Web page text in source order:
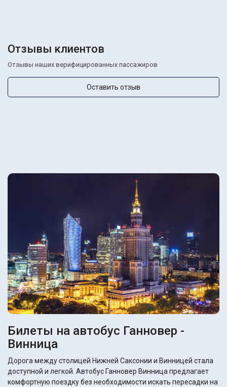
Отзывы клиентов
Отзывы наших верифицированных пассажиров
Оставить отзыв
Билеты на автобус Ганновер -
Винница
Дорога между столицей Нижней Саксонии и Винницей стала
доступной и легкой. Автобус Ганновер Винница предлагает
комфортную поездку без необходимости искать пересадки на